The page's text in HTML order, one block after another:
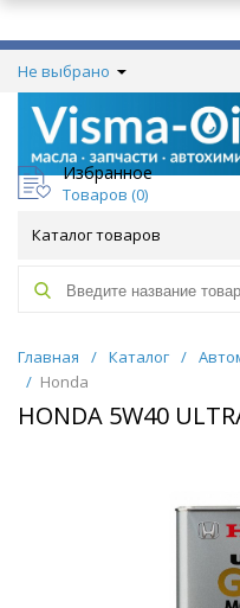
Не выбрано
Избранное
Товаров (0)
Каталог товаров
Главная / Каталог /
/ Honda
HONDA 5W40